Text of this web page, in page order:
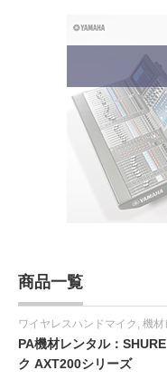
商品一覧
ワイヤレスハンドマイク , 機材
PA機材レンタル：
ク AXT200シリーズ